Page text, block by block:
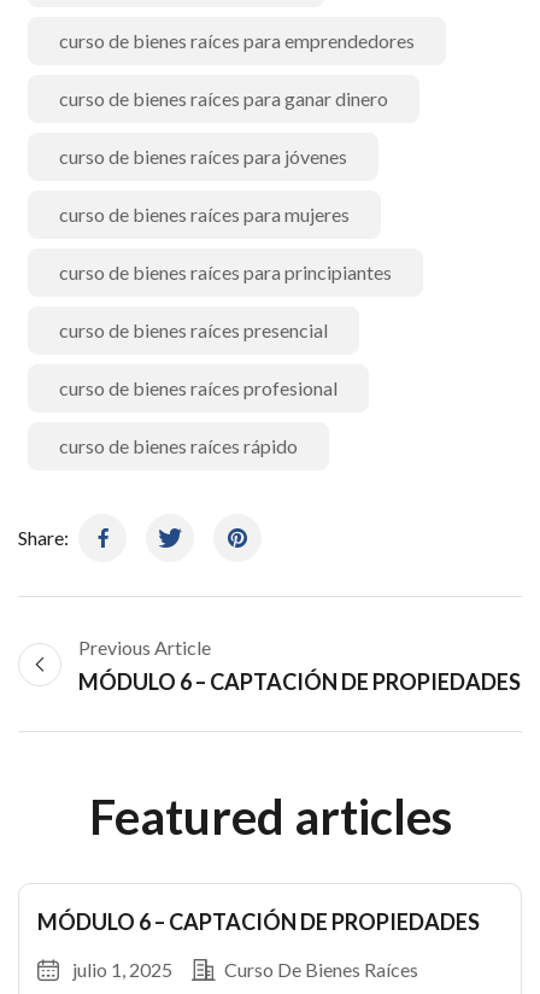
curso de bienes raíces para emprendedores
curso de bienes raíces para ganar dinero
curso de bienes raíces para jóvenes
curso de bienes raíces para mujeres
curso de bienes raíces para principiantes
curso de bienes raíces presencial
curso de bienes raíces profesional
curso de bienes raíces rápido
Share:
Previous Article
MÓDULO 6 – CAPTACIÓN DE PROPIEDADES
Featured articles
MÓDULO 6 – CAPTACIÓN DE PROPIEDADES
julio 1, 2025 Curso De Bienes Raíces